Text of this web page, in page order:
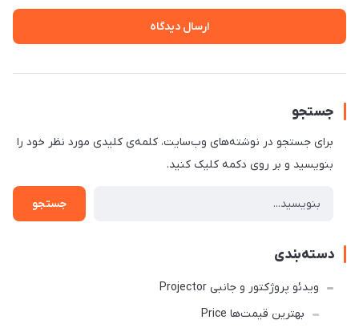
ارسال دیدگاه
جستجو
برای جستجو در نوشته‌های وب‌سایت، کلمه‌ی کلیدی مورد نظر خود را
بنویسید و بر روی دکمه کلیک کنید.
جستجو
دسته‌بندی
ویدئو پروژکتور و جانبی Projector
بهترین قیمت‌ها Price